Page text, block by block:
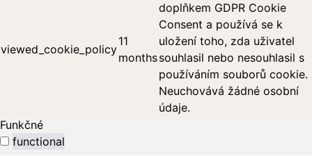
viewed_cookie_policy
11
months
doplňkem GDPR Cookie
Consent a používá se k
uložení toho, zda uživatel
souhlasil nebo nesouhlasil s
používáním souborů cookie.
Neuchovává žádné osobní
údaje.
Funkčné
functional